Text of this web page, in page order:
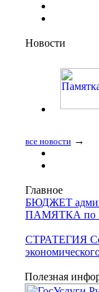
Новости
все новости →
Главное
БЮДЖЕТ
ПАМЯТКА по
СТРАТЕГИЯ
Полезная